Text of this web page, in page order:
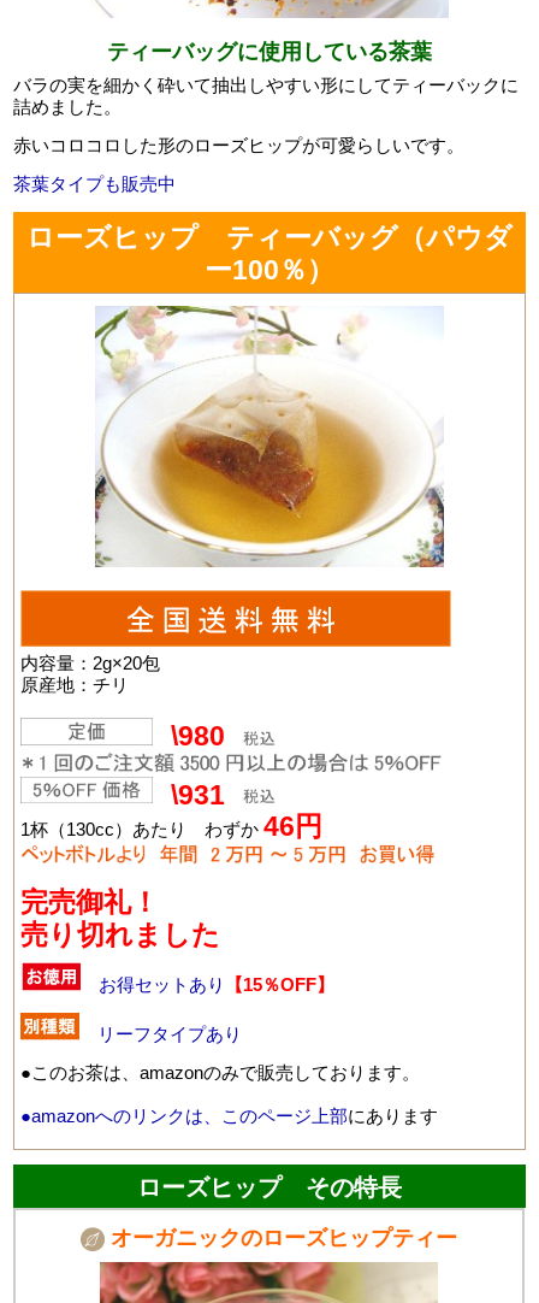
ティーバッグに使用している茶葉
バラの実を細かく砕いて抽出しやすい形にしてティーバックに
詰めました。
赤いコロコロした形のローズヒップが可愛らしいです。
茶葉タイプも販売中
ローズヒップ ティーバッグ（パウダ
ー100％）
内容量：2g×20包
原産地：チリ
\980
\931
1杯（130cc）あたり わずか46円
完売御礼！
売り切れました
お得セットあり 【15％OFF】
リーフタイプあり
●このお茶は、amazonのみで販売しております。
●amazonへのリンクは、このページ上部にあります
ローズヒップ その特長
オーガニックのローズヒップティー